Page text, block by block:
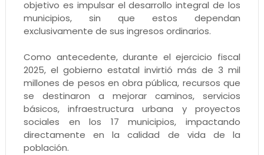
objetivo es impulsar el desarrollo integral de los
municipios, sin que estos dependan
exclusivamente de sus ingresos ordinarios.
Como antecedente, durante el ejercicio fiscal
2025, el gobierno estatal invirtió más de 3 mil
millones de pesos en obra pública, recursos que
se destinaron a mejorar caminos, servicios
básicos, infraestructura urbana y proyectos
sociales en los 17 municipios, impactando
directamente en la calidad de vida de la
población.